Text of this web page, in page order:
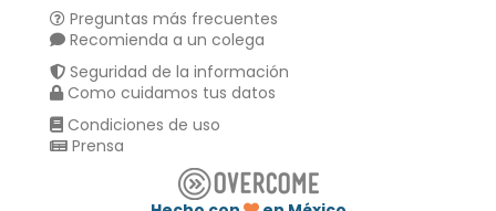
Preguntas más frecuentes
Recomienda a un colega
Seguridad de la información
Como cuidamos tus datos
Condiciones de uso
Prensa